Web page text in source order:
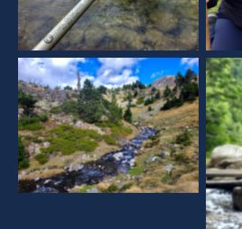
Aucune légende